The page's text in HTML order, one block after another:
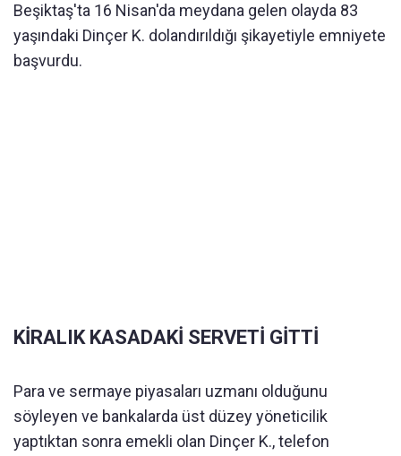
Beşiktaş'ta 16 Nisan'da meydana gelen olayda 83
yaşındaki Dinçer K. dolandırıldığı şikayetiyle emniyete
başvurdu.
KİRALIK KASADAKİ SERVETİ GİTTİ
Para ve sermaye piyasaları uzmanı olduğunu
söyleyen ve bankalarda üst düzey yöneticilik
yaptıktan sonra emekli olan Dinçer K., telefon